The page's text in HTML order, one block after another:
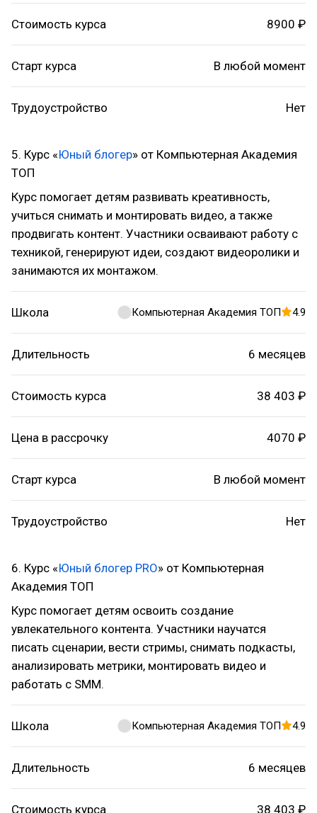
Стоимость курса 8900 ₽
Старт курса В любой момент
Трудоустройство Нет
5. Курс «Юный блогер» от Компьютерная Академия
ТОП
Курс помогает детям развивать креативность,
учиться снимать и монтировать видео, а также
продвигать контент. Участники осваивают работу с
техникой, генерируют идеи, создают видеоролики и
занимаются их монтажом.
Школа Компьютерная Академия ТОП 4.9
Длительность 6 месяцев
Стоимость курса 38 403 ₽
Цена в рассрочку 4070 ₽
Старт курса В любой момент
Трудоустройство Нет
6. Курс «Юный блогер PRO» от Компьютерная
Академия ТОП
Курс помогает детям освоить создание
увлекательного контента. Участники научатся
писать сценарии, вести стримы, снимать подкасты,
анализировать метрики, монтировать видео и
работать с SMM.
Школа Компьютерная Академия ТОП 4.9
Длительность 6 месяцев
Стоимость курса 38 403 ₽